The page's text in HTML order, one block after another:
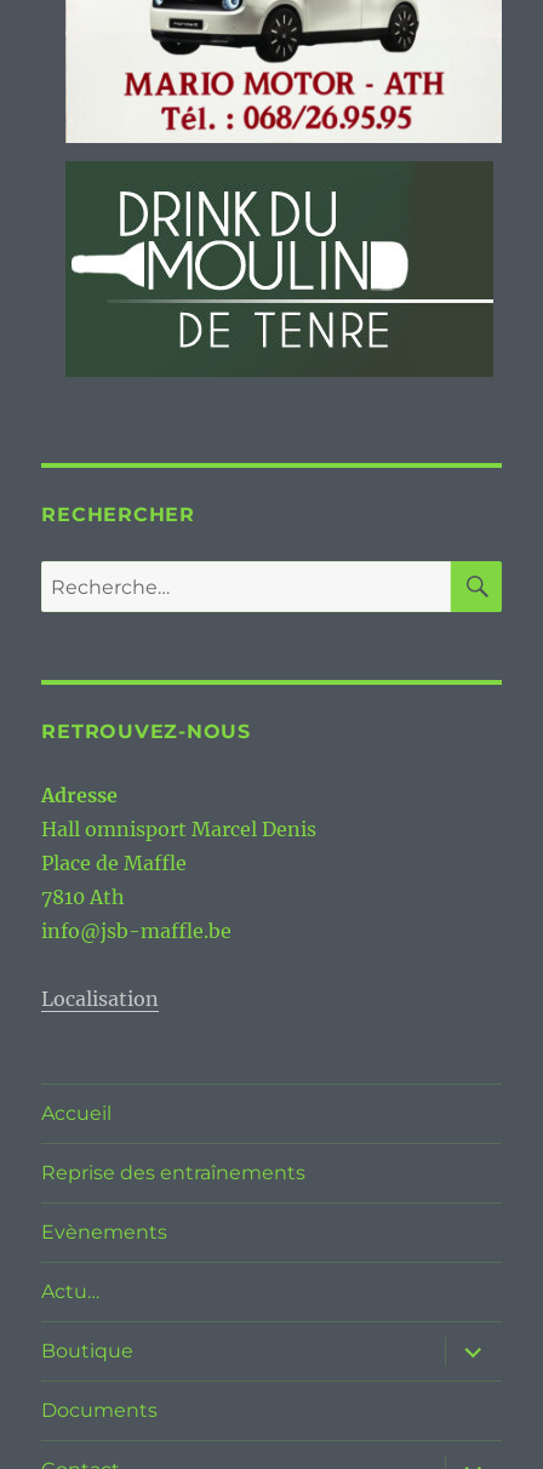
RECHERCHER
Recherche
pour :
RETROUVEZ-NOUS
Adresse
Hall omnisport Marcel Denis
Place de Maffle
7810 Ath
info@jsb-maffle.be
Localisation
Accueil
Reprise des entraînements
Evènements
Actu…
Boutique
ouvrir
le
sous-
Documents
ouvrir